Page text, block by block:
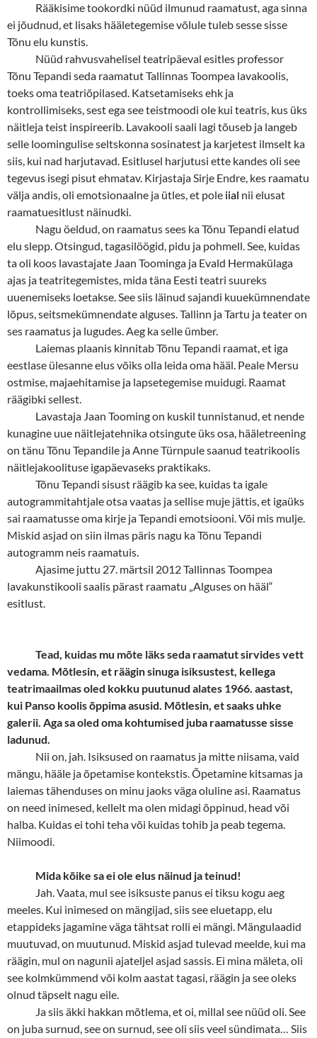
Rääkisime tookordki nüüd ilmunud raamatust, aga sinna
ei jõudnud, et lisaks hääletegemise võlule tuleb sesse sisse
Tõnu elu kunstis.
Nüüd rahvusvahelisel teatripäeval esitles professor
Tõnu Tepandi seda raamatut Tallinnas Toompea lavakoolis,
toeks oma teatriõpilased. Katsetamiseks ehk ja
kontrollimiseks, sest ega see teistmoodi ole kui teatris, kus üks
näitleja teist inspireerib. Lavakooli saali lagi tõuseb ja langeb
selle loomingulise seltskonna sosinatest ja karjetest ilmselt ka
siis, kui nad harjutavad. Esitlusel harjutusi ette kandes oli see
tegevus isegi pisut ehmatav. Kirjastaja Sirje Endre, kes raamatu
välja andis, oli emotsionaalne ja ütles, et pole iial nii elusat
raamatuesitlust näinudki.
Nagu öeldud, on raamatus sees ka Tõnu Tepandi elatud
elu slepp. Otsingud, tagasilöögid, pidu ja pohmell. See, kuidas
ta oli koos lavastajate Jaan Toominga ja Evald Hermakülaga
ajas ja teatritegemistes, mida täna Eesti teatri suureks
uuenemiseks loetakse. See siis läinud sajandi kuuekümnendate
lõpus, seitsmekümnendate alguses. Tallinn ja Tartu ja teater on
ses raamatus ja lugudes. Aeg ka selle ümber.
Laiemas plaanis kinnitab Tõnu Tepandi raamat, et iga
eestlase ülesanne elus võiks olla leida oma hääl. Peale Mersu
ostmise, majaehitamise ja lapsetegemise muidugi. Raamat
räägibki sellest.
Lavastaja Jaan Tooming on kuskil tunnistanud, et nende
kunagine uue näitlejatehnika otsingute üks osa, hääletreening
on tänu Tõnu Tepandile ja Anne Türnpule saanud teatrikoolis
näitlejakoolituse igapäevaseks praktikaks.
Tõnu Tepandi sisust räägib ka see, kuidas ta igale
autogrammitahtjale otsa vaatas ja sellise muje jättis, et igaüks
sai raamatusse oma kirje ja Tepandi emotsiooni. Või mis mulje.
Miskid asjad on siin ilmas päris nagu ka Tõnu Tepandi
autogramm neis raamatuis.
Ajasime juttu 27. märtsil 2012 Tallinnas Toompea
lavakunstikooli saalis pärast raamatu „Alguses on hääl“
esitlust.
Tead, kuidas mu mõte läks seda raamatut sirvides vett
vedama. Mõtlesin, et räägin sinuga isiksustest, kellega
teatrimaailmas oled kokku puutunud alates 1966. aastast,
kui Panso koolis õppima asusid. Mõtlesin, et saaks uhke
galerii. Aga sa oled oma kohtumised juba raamatusse sisse
ladunud.
Nii on, jah. Isiksused on raamatus ja mitte niisama, vaid
mängu, hääle ja õpetamise kontekstis. Õpetamine kitsamas ja
laiemas tähenduses on minu jaoks väga oluline asi. Raamatus
on need inimesed, kellelt ma olen midagi õppinud, head või
halba. Kuidas ei tohi teha või kuidas tohib ja peab tegema.
Niimoodi.
Mida kõike sa ei ole elus näinud ja teinud!
Jah. Vaata, mul see isiksuste panus ei tiksu kogu aeg
meeles. Kui inimesed on mängijad, siis see eluetapp, elu
etappideks jagamine väga tähtsat rolli ei mängi. Mängulaadid
muutuvad, on muutunud. Miskid asjad tulevad meelde, kui ma
räägin, mul on nagunii ajateljel asjad sassis. Ei mina mäleta, oli
see kolmkümmend või kolm aastat tagasi, räägin ja see oleks
olnud täpselt nagu eile.
Ja siis äkki hakkan mõtlema, et oi, millal see nüüd oli. See
on juba surnud, see on surnud, see oli siis veel sündimata… Siis